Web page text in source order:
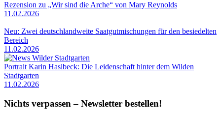
Rezension zu „Wir sind die Arche“ von Mary Reynolds
11.02.2026
Neu: Zwei deutschlandweite Saatgutmischungen für den besiedelten
Bereich
11.02.2026
Portrait Karin Haslbeck: Die Leidenschaft hinter dem Wilden
Stadtgarten
11.02.2026
Nichts verpassen – Newsletter bestellen!